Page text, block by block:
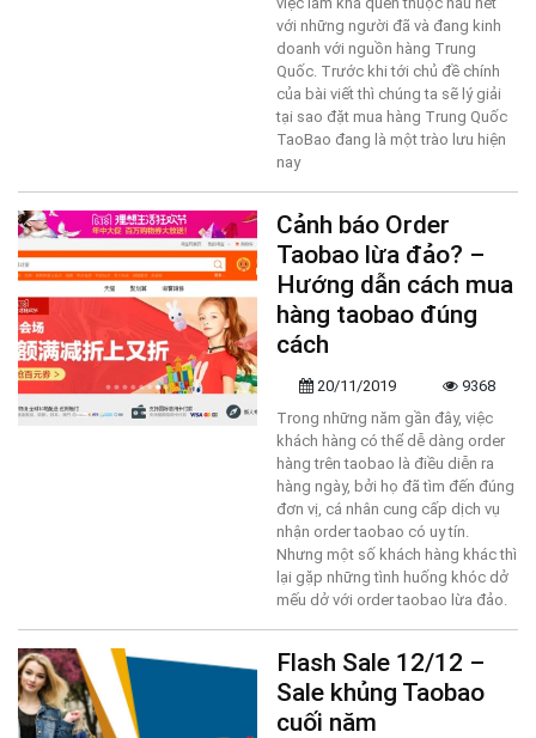
với những người đã và đang kinh
doanh với nguồn hàng Trung
Quốc. Trước khi tới chủ đề chính
của bài viết thì chúng ta sẽ lý giải
tại sao đặt mua hàng Trung Quốc
TaoBao đang là một trào lưu hiện
nay
Cảnh báo Order
Taobao lừa đảo? –
Hướng dẫn cách mua
hàng taobao đúng
cách
20/11/2019
9368
Trong những năm gần đây, việc
khách hàng có thể dễ dàng order
hàng trên taobao là điều diễn ra
hàng ngày, bởi họ đã tìm đến đúng
đơn vị, cá nhân cung cấp dịch vụ
nhận order taobao có uy tín.
Nhưng một số khách hàng khác thì
lại gặp những tình huống khóc dở
mếu dở với order taobao lừa đảo.
Flash Sale 12/12 –
Sale khủng Taobao
cuối năm